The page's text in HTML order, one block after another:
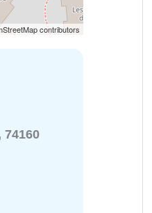
contributors
74160